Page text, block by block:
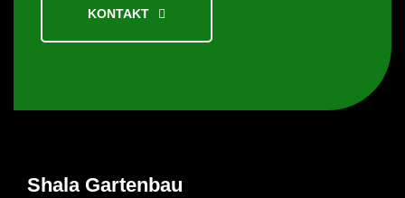
KONTAKT
Shala Gartenbau